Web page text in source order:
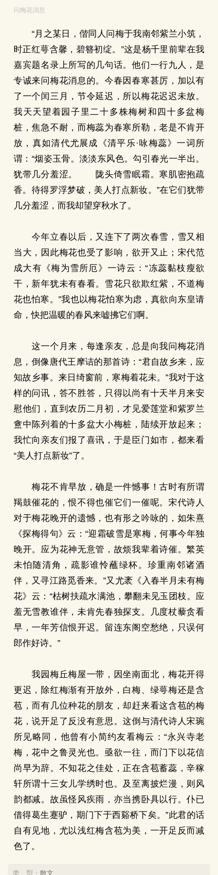
问梅花消息
“月之某日，偕同人问梅于我南邻紫兰小筑，
时正红萼含馨，碧簪初绽。”这是杨千里前辈在我
嘉宾题名录上所写的几句话。他们一行九人，是
专诚来问梅花消息的。今春因春寒甚厉，加以有
了一个闰三月，节令延迟，所以梅花迟迟未放。
我天天望着园子里二十多株梅树和四十多盆梅
桩，焦急不耐，而梅蕊为春寒所勒，老是不肯开
放，真如清代尤展成《清平乐·咏梅蕊》一词所
谓：“烟姿玉骨。淡淡东风色。勾引春光一半出。
犹带几分羞涩。 陇头倚雪眠霜。寒肌密抱疏
香。待得罗浮梦破，美人打点新妆。”在它们犹带
几分羞涩，而我却望穿秋水了。
今年立春以后，又连下了两次春雪，雪又相
当大，因此梅花也受了影响，欲开又止；宋代范
成大有《梅为雪所厄》一诗云：“冻蕊黏枝瘦欲
干，新年犹未有春看。雪花只欲欺红紫，不道梅
花也怕寒。”我也以梅花怕寒为虑，真欲向东皇请
命，快把温暖的春风来嘘拂它们啊。
这一个月来，每逢亲友，总是向我问梅花消
息，倒像唐代王摩诘的那首诗：“君自故乡来，应
知故乡事。来日绮窗前，寒梅着花未。”我对于这
样的问讯，答不胜答，只得以尚有十天半月来安
慰他们，直到农历二月初，才见爱莲堂和紫罗兰
盦中陈列着的十多盆大小梅桩，陆续开放起来；
我忙向亲友们报了喜讯，于是臣门如市，都来看
“美人打点新妆”了。
梅花不肯早放，确是一件憾事！古时有所谓
羯鼓催花的，恨不得也催它们一催呢。宋代诗人
对于梅花晚开的遗憾，也有形之吟咏的，如朱熹
《探梅得句》云：“迎霜破雪是寒梅，何事今年独
晚开。应为花神无意管，故烦我辈着诗催。繁英
未怕随清角，疏影谁怜蘸绿杯。珍重南邻诸酒
伴，又寻江路觅香来。”又尤袤《入春半月未有梅
花》云：“枯树扶疏水满池，攀翻未见玉团枝。应
羞无雪教谁伴，未肯先春独探支。几度杖藜贪看
早，一年芳信恨开迟。留连东阁空愁绝，只误何
郎作好诗。”
我园梅丘梅屋一带，因坐南面北，梅花开得
更迟，除红梅渐有开放外，白梅、绿萼梅还是含
苞，而有几位种花的朋友，却赶来看这含苞的梅
花，说开足了反没有意思。这倒与清代诗人宋琬
所见略同，他曾有小简约友看梅云：“永兴寺老
梅，花中之鲁灵光也。亟欲一往，而门下以花信
尚早为辞。不知花之佳处，正在含苞蓄蕊，辛稼
轩所谓十三女儿学绣时也。及至离披烂漫，则风
韵都减。故虽怪风疾雨，亦当携卧具以行。仆已
借得葛生蹇驴，期门下于西谿桥下矣。”此君的话
自有见地，尤以浅红梅含苞为美，一开足反而减
色了。
类 型： 散文